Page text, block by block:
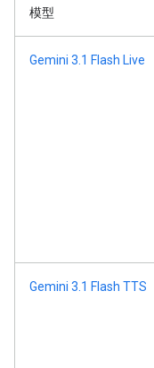
模型
Gemini 3.1 Flash Live
Gemini 3.1 Flash TTS